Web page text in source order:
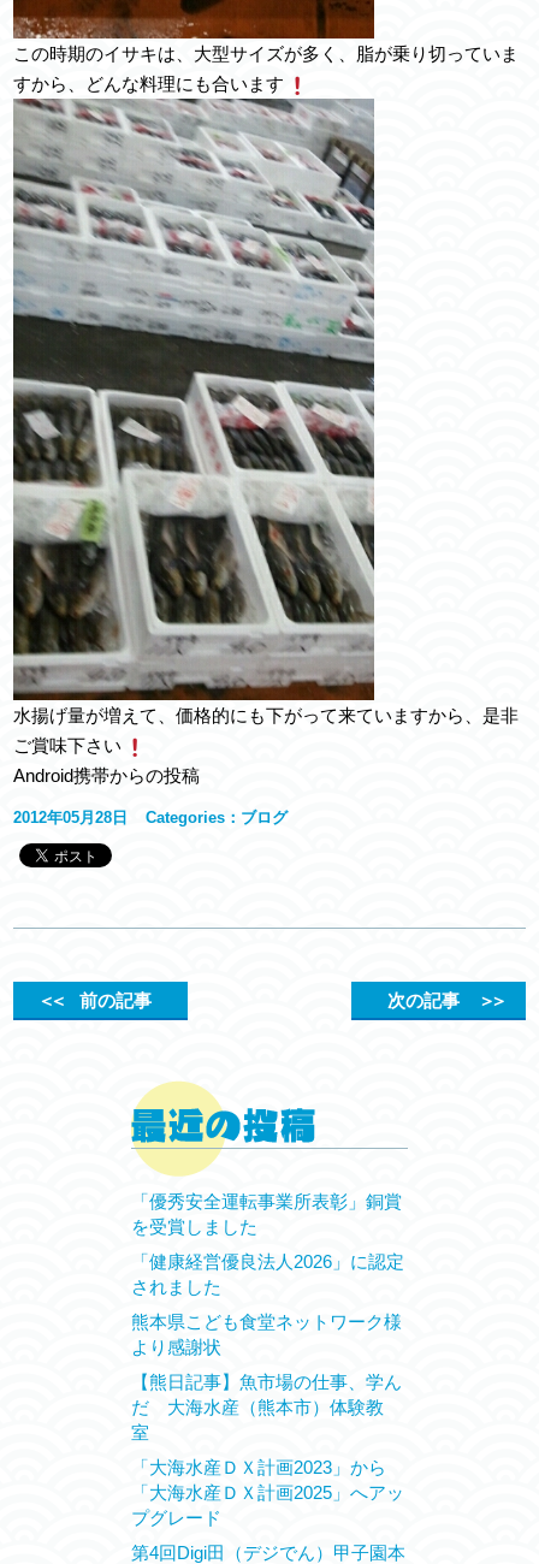
この時期のイサキは、大型サイズが多く、脂が乗り切っていま
すから、どんな料理にも合います
水揚げ量が増えて、価格的にも下がって来ていますから、是非
ご賞味下さい
Android携帯からの投稿
2012年05月28日 Categories： ブログ
＜＜前の記事 次の記事 ＞＞
「優秀安全運転事業所表彰」銅賞
を受賞しました
「健康経営優良法人2026」に認定
されました
熊本県こども食堂ネットワーク様
より感謝状
【熊日記事】魚市場の仕事、学ん
だ 大海水産（熊本市）体験教
室
「大海水産ＤＸ計画2023」から
「大海水産ＤＸ計画2025」へアッ
プグレード
第4回Digi田（デジでん）甲子園本